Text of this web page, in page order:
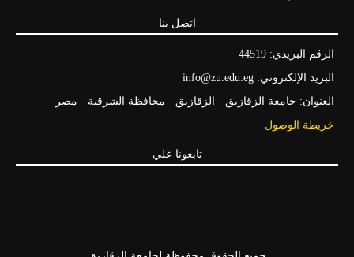
اتصل بنا
الرقم البريدي: 44519
البريد الإلكتروني: info@zu.edu.eg
العنوان: جامعة الزقازيق - الزقازيق - محافظة الشرقية - مصر
خريطة الوصول
تابعونا علي